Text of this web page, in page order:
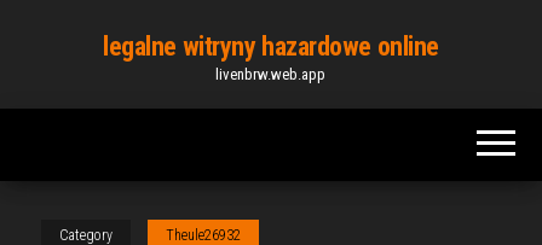
content
legalne witryny hazardowe online
livenbrw.web.app
Category Theule26932